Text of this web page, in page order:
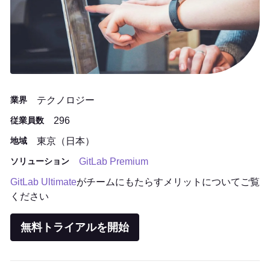
業界 テクノロジー
従業員数 296
地域 東京（日本）
ソリューション
GitLab Premium
GitLab Ultimateがチームにもたらすメリットについてご覧
ください
無料トライアルを開始